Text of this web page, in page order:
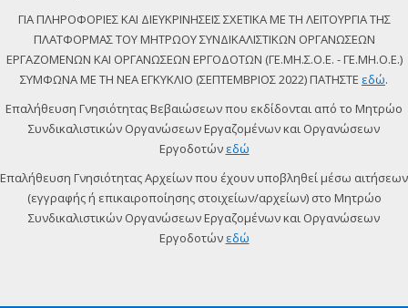
ΓΙΑ ΠΛΗΡΟΦΟΡΙΕΣ ΚΑΙ ΔΙΕΥΚΡΙΝΗΣΕΙΣ ΣΧΕΤΙΚΑ ΜΕ ΤΗ ΛΕΙΤΟΥΡΓΙΑ ΤΗΣ
ΠΛΑΤΦΟΡΜΑΣ ΤΟΥ ΜΗΤΡΩΟΥ ΣΥΝΔΙΚΑΛΙΣΤΙΚΩΝ ΟΡΓΑΝΩΣΕΩΝ
ΕΡΓΑΖΟΜΕΝΩΝ ΚΑΙ ΟΡΓΑΝΩΣΕΩΝ ΕΡΓΟΔΟΤΩΝ (ΓΕ.ΜΗ.Σ.Ο.Ε. - ΓΕ.ΜΗ.Ο.Ε.)
ΣΥΜΦΩΝΑ ΜΕ ΤΗ ΝΕΑ ΕΓΚΥΚΛΙΟ (ΣΕΠΤΕΜΒΡΙΟΣ 2022) ΠΑΤΗΣΤΕ εδώ.
Επαλήθευση Γνησιότητας Βεβαιώσεων που εκδίδονται από το Μητρώο
Συνδικαλιστικών Οργανώσεων Εργαζομένων και Οργανώσεων
Εργοδοτών εδώ
Επαλήθευση Γνησιότητας Αρχείων που έχουν υποβληθεί μέσω αιτήσεων
(εγγραφής ή επικαιροποίησης στοιχείων/αρχείων) στο Μητρώο
Συνδικαλιστικών Οργανώσεων Εργαζομένων και Οργανώσεων
Εργοδοτών εδώ